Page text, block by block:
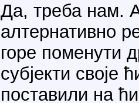
Да, треба нам.
алтернативно
горе поменути
субјекти своје
поставили на